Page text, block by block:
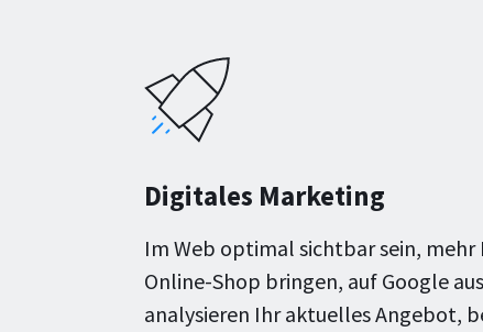
Digitales Marketing
Im Web optimal sichtbar sein, mehr
Online-Shop bringen, auf Google
analysieren Ihr aktuelles Angebot,